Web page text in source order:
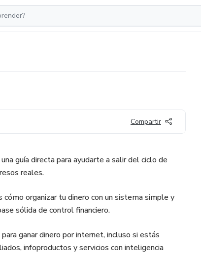
Compartir
guía directa para ayudarte a salir del ciclo de
reales.
cómo organizar tu dinero con un sistema simple y
sólida de control financiero.
ganar dinero por internet, incluso si estás
infoproductos y servicios con inteligencia